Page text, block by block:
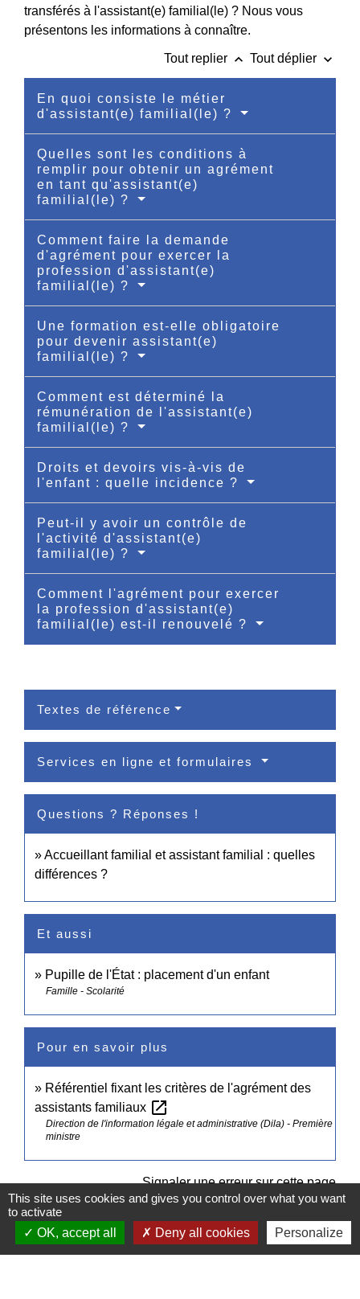
transférés à l'assistant(e) familial(le) ? Nous vous
présentons les informations à connaître.
Tout replier keyboard_arrow_up Tout déplier keyboard_arrow_down
En quoi consiste le métier
d'assistant(e) familial(le) ?
Quelles sont les conditions à
remplir pour obtenir un agrément
en tant qu'assistant(e)
familial(le) ?
Comment faire la demande
d'agrément pour exercer la
profession d'assistant(e)
familial(le) ?
Une formation est-elle obligatoire
pour devenir assistant(e)
familial(le) ?
Comment est déterminé la
rémunération de l'assistant(e)
familial(le) ?
Droits et devoirs vis-à-vis de
l'enfant : quelle incidence ?
Peut-il y avoir un contrôle de
l'activité d'assistant(e)
familial(le) ?
Comment l'agrément pour exercer
la profession d'assistant(e)
familial(le) est-il renouvelé ?
Textes de référence
Services en ligne et formulaires
Questions ? Réponses !
Accueillant familial et assistant familial : quelles
différences ?
Et aussi
Pupille de l'État : placement d'un enfant
Famille - Scolarité
Pour en savoir plus
Référentiel fixant les critères de l'agrément des
assistants familiaux open_in_new
Direction de l'information légale et administrative (Dila) - Première
ministre
Signaler une erreur sur cette page
This site uses cookies and gives you control over what you want
to activate
OK, accept all
Deny all cookies Personalize